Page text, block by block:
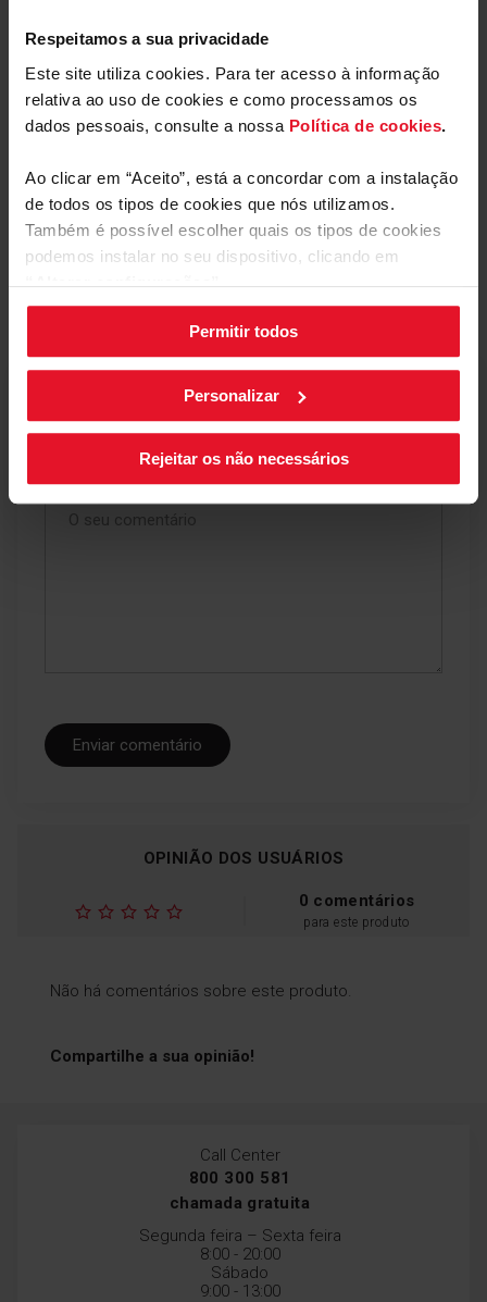
Respeitamos a sua privacidade
Este site utiliza cookies. Para ter acesso à informação
relativa ao uso de cookies e como processamos os
dados pessoais, consulte a nossa Política de cookies.
Ao clicar em “Aceito”, está a concordar com a instalação
de todos os tipos de cookies que nós utilizamos.
Também é possível escolher quais os tipos de cookies
podemos instalar no seu dispositivo, clicando em
“Alterar configurações”.
As suas configurações de cookies podem ser alteradas a
qualquer momento, clicando no botão preto posicionado
no canto inferior direito do ecrã.
Permitir todos
Personalizar
Rejeitar os não necessários
Rótulo energético
Ficha de produto
Ficha de produto
Descarregar
Manual do utilizador
Manual do utilizador
Descarregar
Mostrar mais
Comentários
Apelido
Enviar comentário
OPINIÃO DOS USUÁRIOS
0 comentários
para este produto
Não há comentários sobre este produto.
Compartilhe a sua opinião!
Call Center
800 300 581
chamada gratuita
Segunda feira – Sexta feira
8:00 - 20:00
Sábado
9:00 - 13:00